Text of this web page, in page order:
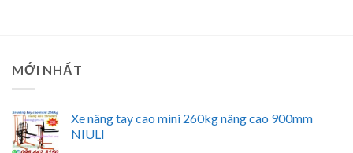
MỚI NHẤT
Xe nâng tay cao mini 260kg nâng cao 900mm
NIULI